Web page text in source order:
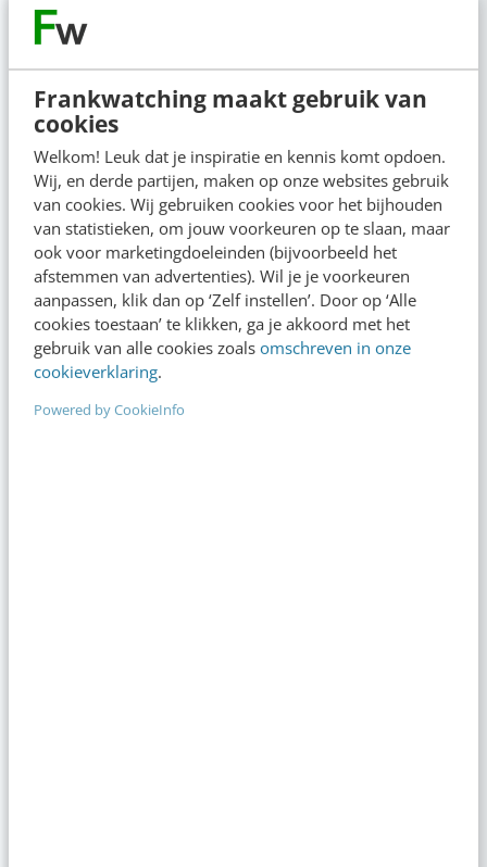
Frankwatching maakt gebruik van
cookies
Welkom! Leuk dat je inspiratie en kennis komt opdoen.
Wij, en derde partijen, maken op onze websites gebruik
van cookies. Wij gebruiken cookies voor het bijhouden
van statistieken, om jouw voorkeuren op te slaan, maar
ook voor marketingdoeleinden (bijvoorbeeld het
afstemmen van advertenties). Wil je je voorkeuren
aanpassen, klik dan op ‘Zelf instellen’. Door op ‘Alle
cookies toestaan’ te klikken, ga je akkoord met het
gebruik van alle cookies zoals omschreven in onze
cookieverklaring.
Powered by CookieInfo
MASTERCOURSE
Hét online programma over social media en AI: van strategie
bepalen tot content maken [incl. certificaat]
AI Marketing